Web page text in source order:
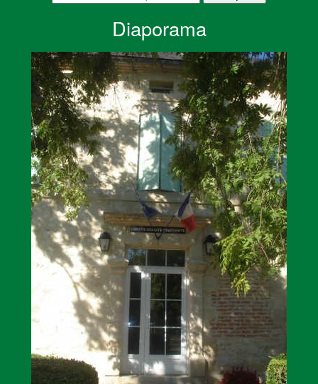
Diaporama